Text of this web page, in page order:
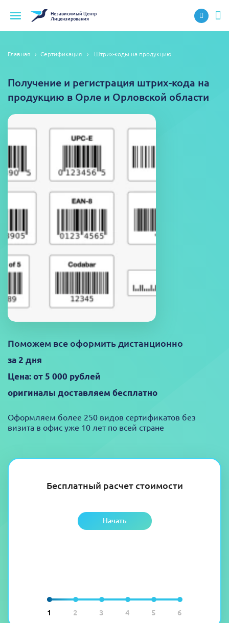
НезависимыйЦентр
Лицензирования
Главная Сертификация Штрих-коды на продукцию
1 2 3 4 5 6
Бесплатный расчет стоимости
Начать
Получение и регистрация штрих-кода на
продукцию в Орле и Орловской области
Поможем все оформить дистанционно
за 2 дня
Цена: от 5 000 рублей
оригиналы доставляем бесплатно
Оформляем более 250 видов сертификатов без
визита в офис уже 10 лет по всей стране